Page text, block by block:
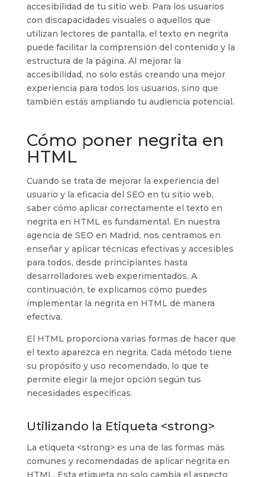
accesibilidad de tu sitio web. Para los usuarios
con discapacidades visuales o aquellos que
utilizan lectores de pantalla, el texto en negrita
puede facilitar la comprensión del contenido y la
estructura de la página. Al mejorar la
accesibilidad, no solo estás creando una mejor
experiencia para todos los usuarios, sino que
también estás ampliando tu audiencia potencial.
Cómo poner negrita en
HTML
Cuando se trata de mejorar la experiencia del
usuario y la eficacia del SEO en tu sitio web,
saber cómo aplicar correctamente el texto en
negrita en HTML es fundamental. En nuestra
agencia de SEO en Madrid, nos centramos en
enseñar y aplicar técnicas efectivas y accesibles
para todos, desde principiantes hasta
desarrolladores web experimentados. A
continuación, te explicamos cómo puedes
implementar la negrita en HTML de manera
efectiva.
El HTML proporciona varias formas de hacer que
el texto aparezca en negrita. Cada método tiene
su propósito y uso recomendado, lo que te
permite elegir la mejor opción según tus
necesidades específicas.
Utilizando la Etiqueta <strong>
La etiqueta <strong> es una de las formas más
comunes y recomendadas de aplicar negrita en
HTML. Esta etiqueta no solo cambia el aspecto